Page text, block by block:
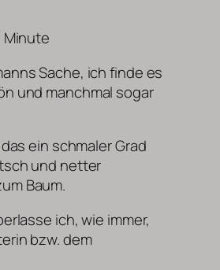
Minute
Sache, ich finde es
und manchmal sogar
ein schmaler Grad
und netter
Baum.
ich, wie immer,
bzw. dem